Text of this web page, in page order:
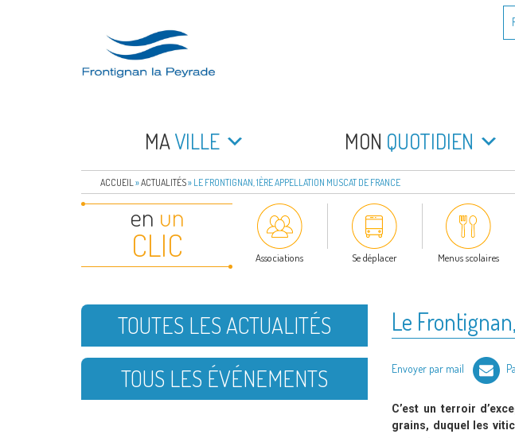
FRONTIGNAN LA PEYRADE
MAVILLE MON QUOTIDIEN
ACCUEIL »ACTUALITÉS» LE FRONTIGNAN, 1ÈRE APPELLATION MUSCAT DE FRANCE
en un
CLIC Associations Se déplacer Menus scolaires
Le
Envoyer par mail
C’est un terroir
grains, duquel les
TOUTES LES ACTUALITÉS
TOUS LES ÉVÉNEMENTS